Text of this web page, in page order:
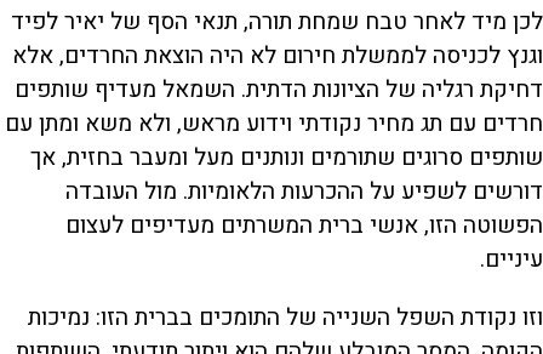
לכן מיד לאחר טבח שמחת תורה, תנאי הסף של יאיר לפיד
וגנץ לכניסה לממשלת חירום לא היה הוצאת החרדים, אלא
דחיקת רגליה של הציונות הדתית. השמאל מעדיף שותפים
חרדים עם תג מחיר נקודתי וידוע מראש, ולא משא ומתן עם
שותפים סרוגים שתורמים ונותנים מעל ומעבר בחזית, אך
דורשים לשפיע על ההכרעות הלאומיות. מול העובדה
הפשוטה הזו, אנשי ברית המשרתים מעדיפים לעצום
עיניים.
וזו נקודת השפל השנייה של התומכים בברית הזו: נמיכות